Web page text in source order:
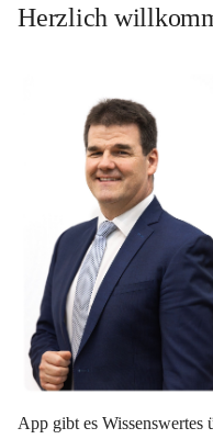
Herzlich
App gibt es Wissenswertes